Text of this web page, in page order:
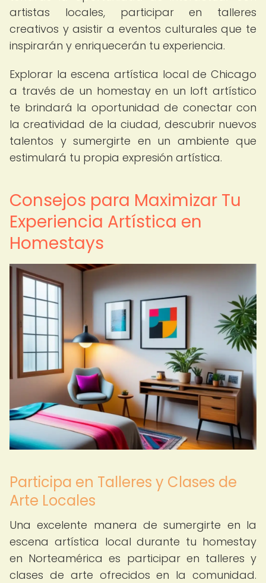
artistas locales, participar en talleres
creativos y asistir a eventos culturales que te
inspirarán y enriquecerán tu experiencia.
Explorar la escena artística local de Chicago
a través de un homestay en un loft artístico
te brindará la oportunidad de conectar con
la creatividad de la ciudad, descubrir nuevos
talentos y sumergirte en un ambiente que
estimulará tu propia expresión artística.
Consejos para Maximizar Tu
Experiencia Artística en
Homestays
Participa en Talleres y Clases de
Arte Locales
Una excelente manera de sumergirte en la
escena artística local durante tu homestay
en Norteamérica es participar en talleres y
clases de arte ofrecidos en la comunidad.